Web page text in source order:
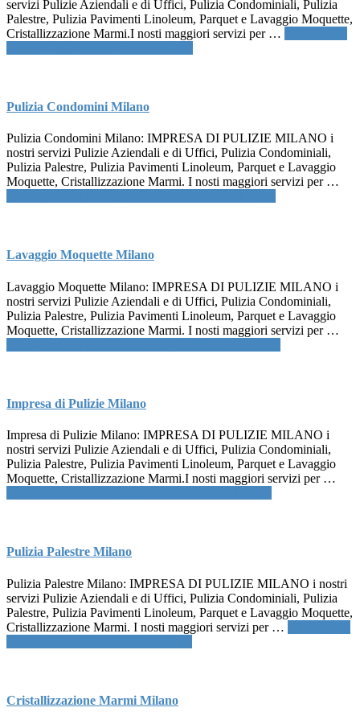
servizi Pulizie Aziendali e di Uffici, Pulizia Condominiali, Pulizia
Palestre, Pulizia Pavimenti Linoleum, Parquet e Lavaggio Moquette,
Cristallizzazione Marmi.I nosti maggiori servizi per …
Pulizia Condomini Milano
Pulizia Condomini Milano: IMPRESA DI PULIZIE MILANO i
nostri servizi Pulizie Aziendali e di Uffici, Pulizia Condominiali,
Pulizia Palestre, Pulizia Pavimenti Linoleum, Parquet e Lavaggio
Moquette, Cristallizzazione Marmi. I nosti maggiori servizi per …
Lavaggio Moquette Milano
Lavaggio Moquette Milano: IMPRESA DI PULIZIE MILANO i
nostri servizi Pulizie Aziendali e di Uffici, Pulizia Condominiali,
Pulizia Palestre, Pulizia Pavimenti Linoleum, Parquet e Lavaggio
Moquette, Cristallizzazione Marmi. I nosti maggiori servizi per …
Impresa di Pulizie Milano
Impresa di Pulizie Milano: IMPRESA DI PULIZIE MILANO i
nostri servizi Pulizie Aziendali e di Uffici, Pulizia Condominiali,
Pulizia Palestre, Pulizia Pavimenti Linoleum, Parquet e Lavaggio
Moquette, Cristallizzazione Marmi.I nosti maggiori servizi per …
Pulizia Palestre Milano
Pulizia Palestre Milano: IMPRESA DI PULIZIE MILANO i nostri
servizi Pulizie Aziendali e di Uffici, Pulizia Condominiali, Pulizia
Palestre, Pulizia Pavimenti Linoleum, Parquet e Lavaggio Moquette,
Cristallizzazione Marmi. I nosti maggiori servizi per …
Cristallizzazione Marmi Milano